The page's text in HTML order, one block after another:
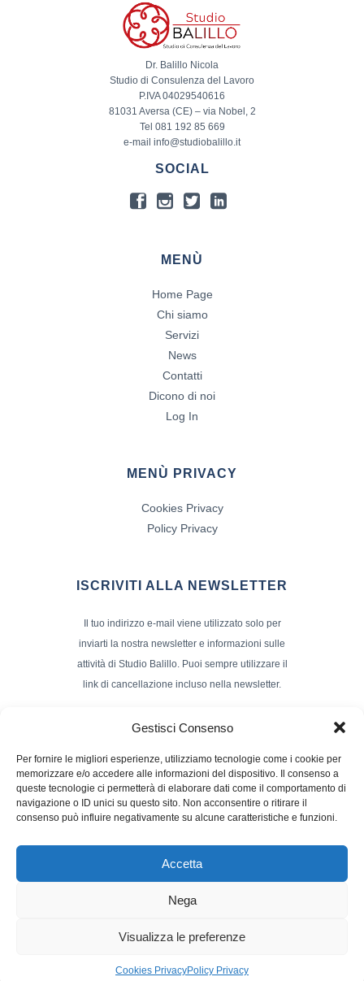
Gestisci Consenso
Per fornire le migliori esperienze, utilizziamo tecnologie come i cookie per
memorizzare e/o accedere alle informazioni del dispositivo. Il consenso a
queste tecnologie ci permetterà di elaborare dati come il comportamento di
navigazione o ID unici su questo sito. Non acconsentire o ritirare il
consenso può influire negativamente su alcune caratteristiche e funzioni.
Accetta
Nega
Visualizza le preferenze
Cookies PrivacyPolicy Privacy
Dr. Balillo Nicola
Studio di Consulenza del Lavoro
P.IVA 04029540616
81031 Aversa (CE) – via Nobel, 2
Tel 081 192 85 669
e-mail info@studiobalillo.it
SOCIAL
MENÙ
Home Page
Chi siamo
Servizi
News
Contatti
Dicono di noi
Log In
MENÙ PRIVACY
Cookies Privacy
Policy Privacy
ISCRIVITI ALLA NEWSLETTER
Il tuo indirizzo e-mail viene utilizzato solo per
inviarti la nostra newsletter e informazioni sulle
attività di Studio Balillo. Puoi sempre utilizzare il
link di cancellazione incluso nella newsletter.
Nome e Cognome
Powerd by :Studio70